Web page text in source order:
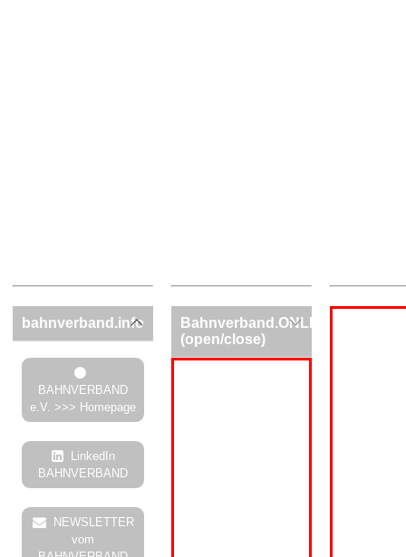
bahnverband.info
BAHNVERBAND
e.V. >>> Homepage
LinkedIn
BAHNVERBAND
NEWSLETTER
vom
Bahnverband.ONLINE
(open/close)